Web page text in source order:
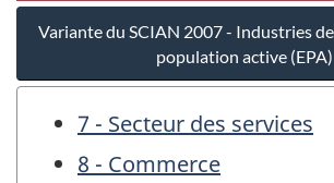
Variante du SCIAN 2007 - Industries
population active (EPA)
7 - Secteur des services
8 - Commerce